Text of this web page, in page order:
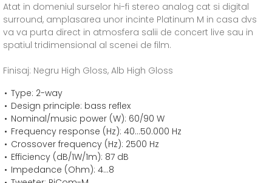
Atat in domeniul surselor hi-fi stereo analog cat si digital
surround, amplasarea unor incinte Platinum M in casa dvs
va va purta direct in atmosfera salii de concert live sau in
spatiul tridimensional al scenei de film.
Finisaj: Negru High Gloss, Alb High Gloss
Type: 2-way
Design principle: bass reflex
Nominal/music power (W): 60/90 W
Frequency response (Hz): 40...50.000 Hz
Crossover frequency (Hz): 2500 Hz
Efficiency (dB/1W/1m): 87 dB
Impedance (Ohm): 4...8